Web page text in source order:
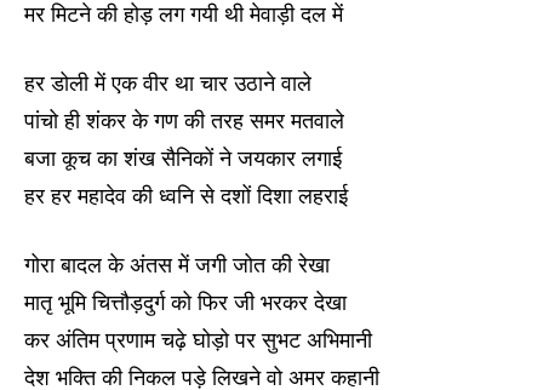
मर मिटने की होड़ लग गयी थी मेवाड़ी दल में
हर डोली में एक वीर था चार उठाने वाले
पांचो ही शंकर के गण की तरह समर मतवाले
बजा कूच का शंख सैनिकों ने जयकार लगाई
हर हर महादेव की ध्वनि से दशों दिशा लहराई
गोरा बादल के अंतस में जगी जोत की रेखा
मातृ भूमि चित्तौड़दुर्ग को फिर जी भरकर देखा
कर अंतिम प्रणाम चढ़े घोड़ो पर सुभट अभिमानी
देश भक्ति की निकल पड़े लिखने वो अमर कहानी